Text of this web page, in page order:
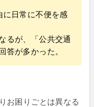
に日常に不便を感
るが、「公共交通
答が多かった。
お困りごとは異なる